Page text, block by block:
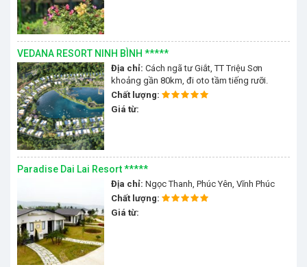
VEDANA RESORT NINH BÌNH *****
Địa chỉ:Cách ngã tư Giắt, TT Triệu Sơn
khoảng gần 80km, đi oto tầm tiếng rưỡi.
Cách TP Thanh Hoá chưa đến 60km
Chất lượng:
Giá từ:
Paradise Dai Lai Resort *****
Địa chỉ:Ngọc Thanh, Phúc Yên, Vĩnh Phúc
Chất lượng:
Giá từ: